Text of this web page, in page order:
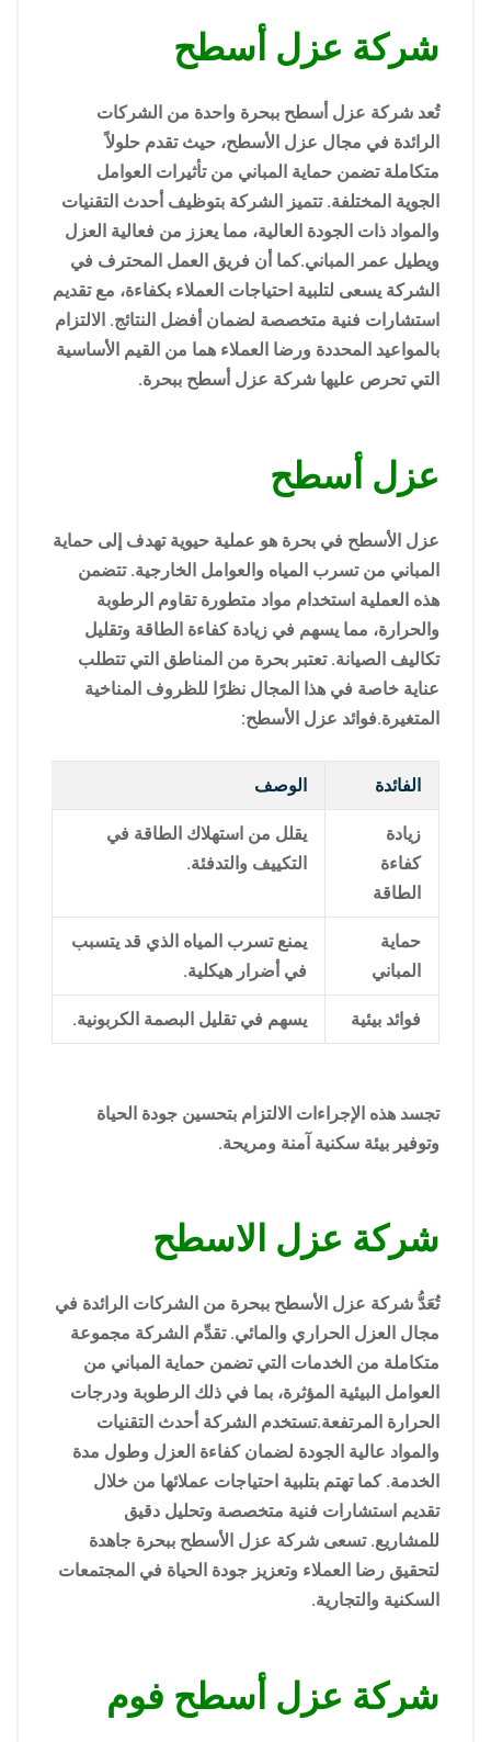
شركة عزل أسطح
تُعد شركة عزل أسطح ببحرة واحدة من الشركات
الرائدة في مجال عزل الأسطح، حيث تقدم حلولاً
متكاملة تضمن حماية المباني من تأثيرات العوامل
الجوية المختلفة. تتميز الشركة بتوظيف أحدث التقنيات
والمواد ذات الجودة العالية، مما يعزز من فعالية العزل
ويطيل عمر المباني.كما أن فريق العمل المحترف في
الشركة يسعى لتلبية احتياجات العملاء بكفاءة، مع تقديم
استشارات فنية متخصصة لضمان أفضل النتائج. الالتزام
بالمواعيد المحددة ورضا العملاء هما من القيم الأساسية
التي تحرص عليها شركة عزل أسطح ببحرة.
عزل أسطح
عزل الأسطح في بحرة هو عملية حيوية تهدف إلى حماية
المباني من تسرب المياه والعوامل الخارجية. تتضمن
هذه العملية استخدام مواد متطورة تقاوم الرطوبة
والحرارة، مما يسهم في زيادة كفاءة الطاقة وتقليل
تكاليف الصيانة. تعتبر بحرة من المناطق التي تتطلب
عناية خاصة في هذا المجال نظرًا للظروف المناخية
المتغيرة.فوائد عزل الأسطح:
الفائدة الوصف
زيادة
كفاءة
الطاقة
يقلل من استهلاك الطاقة في
التكييف والتدفئة.
حماية
المباني
يمنع تسرب المياه الذي قد يتسبب
في أضرار هيكلية.
فوائد بيئية يسهم في تقليل البصمة الكربونية.
تجسد هذه الإجراءات الالتزام بتحسين جودة الحياة
وتوفير بيئة سكنية آمنة ومريحة.
شركة عزل الاسطح
تُعَدُّ شركة عزل الأسطح ببحرة من الشركات الرائدة في
مجال العزل الحراري والمائي. تقدِّم الشركة مجموعة
متكاملة من الخدمات التي تضمن حماية المباني من
العوامل البيئية المؤثرة، بما في ذلك الرطوبة ودرجات
الحرارة المرتفعة.تستخدم الشركة أحدث التقنيات
والمواد عالية الجودة لضمان كفاءة العزل وطول مدة
الخدمة. كما تهتم بتلبية احتياجات عملائها من خلال
تقديم استشارات فنية متخصصة وتحليل دقيق
للمشاريع. تسعى شركة عزل الأسطح ببحرة جاهدة
لتحقيق رضا العملاء وتعزيز جودة الحياة في المجتمعات
السكنية والتجارية.
شركة عزل أسطح فوم